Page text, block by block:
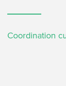
Coordination